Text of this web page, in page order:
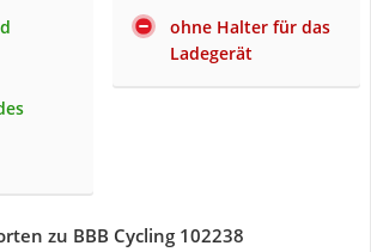
ohne Halter für das
Ladegerät
zu BBB Cycling 102238